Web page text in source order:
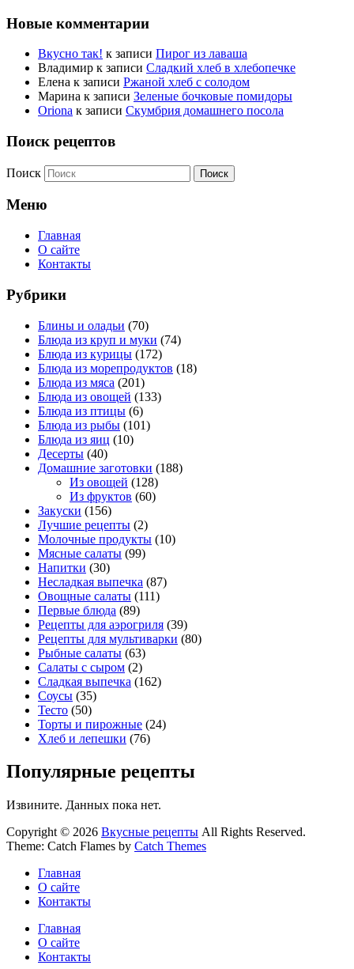
Новые комментарии
Вкусно так! к записи Пирог из лаваша
Владимир к записи Сладкий хлеб в хлебопечке
Елена к записи Ржаной хлеб с солодом
Марина к записи Зеленые бочковые помидоры
Oriona к записи Скумбрия домашнего посола
Поиск рецептов
Поиск
Меню
Главная
О сайте
Контакты
Рубрики
Блины и оладьи (70)
Блюда из круп и муки (74)
Блюда из курицы (172)
Блюда из морепродуктов (18)
Блюда из мяса (201)
Блюда из овощей (133)
Блюда из птицы (6)
Блюда из рыбы (101)
Блюда из яиц (10)
Десерты (40)
Домашние заготовки (188)
Из овощей (128)
Из фруктов (60)
Закуски (156)
Лучшие рецепты (2)
Молочные продукты (10)
Мясные салаты (99)
Напитки (30)
Несладкая выпечка (87)
Овощные салаты (111)
Первые блюда (89)
Рецепты для аэрогриля (39)
Рецепты для мультиварки (80)
Рыбные салаты (63)
Салаты с сыром (2)
Сладкая выпечка (162)
Соусы (35)
Тесто (50)
Торты и пирожные (24)
Хлеб и лепешки (76)
Популярные рецепты
Извините. Данных пока нет.
Copyright © 2026 Вкусные рецепты All Rights Reserved.
Theme: Catch Flames by Catch Themes
Главная
О сайте
Контакты
Главная
О сайте
Контакты